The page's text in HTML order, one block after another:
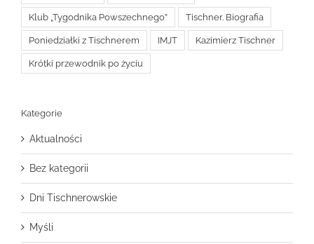
Klub „Tygodnika Powszechnego” Tischner. Biografia
Poniedziałki z Tischnerem IMJT Kazimierz Tischner
Krótki przewodnik po życiu
Kategorie
Aktualności
Bez kategorii
Dni Tischnerowskie
Myśli